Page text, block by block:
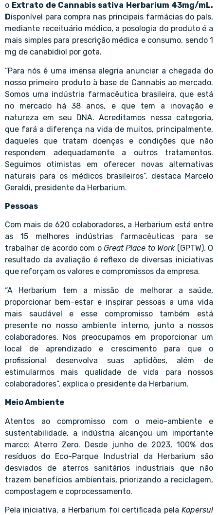
o Extrato de Cannabis sativa Herbarium 43mg/mL.
Disponível para compra nas principais farmácias do país,
mediante receituário médico, a posologia do produto é a
mais simples para prescrição médica e consumo, sendo 1
mg de canabidiol por gota.
“Para nós é uma imensa alegria anunciar a chegada do
nosso primeiro produto à base de Cannabis ao mercado.
Somos uma indústria farmacêutica brasileira, que está
no mercado há 38 anos, e que tem a inovação e
natureza em seu DNA. Acreditamos nessa categoria,
que fará a diferença na vida de muitos, principalmente,
daqueles que tratam doenças e condições que não
respondem adequadamente a outros tratamentos.
Seguimos otimistas em oferecer novas alternativas
naturais para os médicos brasileiros”, destaca Marcelo
Geraldi, presidente da Herbarium.
Pessoas
Com mais de 620 colaboradores, a Herbarium está entre
as 15 melhores indústrias farmacêuticas para se
trabalhar de acordo com o Great Place to Work(GPTW). O
resultado da avaliação é reflexo de diversas iniciativas
que reforçam os valores e compromissos da empresa.
“A Herbarium tem a missão de melhorar a saúde,
proporcionar bem-estar e inspirar pessoas a uma vida
mais saudável e esse compromisso também está
presente no nosso ambiente interno, junto a nossos
colaboradores. Nos preocupamos em proporcionar um
local de aprendizado e crescimento para que o
profissional desenvolva suas aptidões, além de
estimularmos mais qualidade de vida para nossos
colaboradores”, explica o presidente da Herbarium.
Meio Ambiente
Atentos ao compromisso com o meio-ambiente e
sustentabilidade, a indústria alcançou um importante
marco: Aterro Zero. Desde junho de 2023, 100% dos
resíduos do Eco-Parque Industrial da Herbarium são
desviados de aterros sanitários industriais que não
trazem benefícios ambientais, priorizando a reciclagem,
compostagem e coprocessamento.
Pela iniciativa, a Herbarium foi certificada pela Kapersul